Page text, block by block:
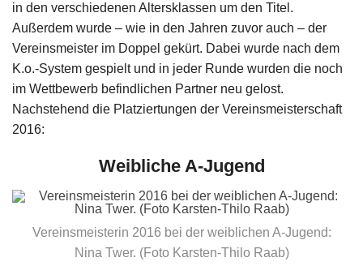
in den verschiedenen Altersklassen um den Titel.
Außerdem wurde – wie in den Jahren zuvor auch – der
Vereinsmeister im Doppel gekürt. Dabei wurde nach dem
K.o.-System gespielt und in jeder Runde wurden die noch
im Wettbewerb befindlichen Partner neu gelost.
Nachstehend die Platziertungen der Vereinsmeisterschaft
2016:
Weibliche A-Jugend
Vereinsmeisterin 2016 bei der weiblichen A-Jugend:
Nina Twer. (Foto Karsten-Thilo Raab)